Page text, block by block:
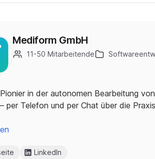
Mediform GmbH
11-50 Mitarbeitende
in der autonomen Bearbeitung
per Telefon und per Chat über die
LinkedIn